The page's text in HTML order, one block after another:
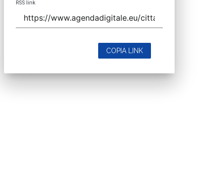
RSS link
COPIA LINK